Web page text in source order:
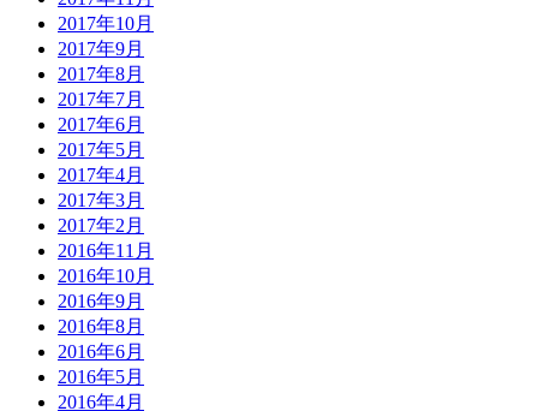
2017年10月
2017年9月
2017年8月
2017年7月
2017年6月
2017年5月
2017年4月
2017年3月
2017年2月
2016年11月
2016年10月
2016年9月
2016年8月
2016年6月
2016年5月
2016年4月